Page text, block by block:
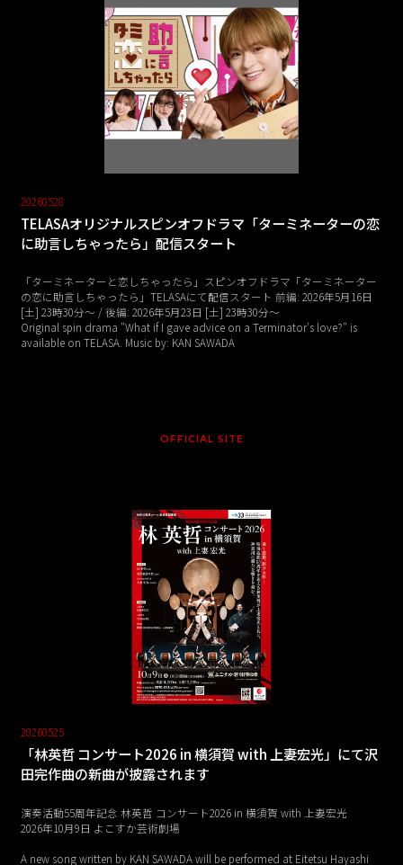
20260528
TELASAオリジナルスピンオフドラマ「ターミネーターの恋
に助言しちゃったら」配信スタート
「ターミネーターと恋しちゃったら」スピンオフドラマ「ターミネーター
の恋に助言しちゃったら」TELASAにて配信スタート 前編: 2026年5月16日
[土] 23時30分〜 / 後編: 2026年5月23日 [土] 23時30分～
Original spin drama "What if I gave advice on a Terminator's love?" is
available on TELASA. Music by: KAN SAWADA
OFFICIAL SITE
20260525
「林英哲 コンサート2026 in 横須賀 with 上妻宏光」にて沢
田完作曲の新曲が披露されます
演奏活動55周年記念 林英哲 コンサート2026 in 横須賀 with 上妻宏光
2026年10月9日 よこすか芸術劇場
A new song written by KAN SAWADA will be performed at Eitetsu Hayashi